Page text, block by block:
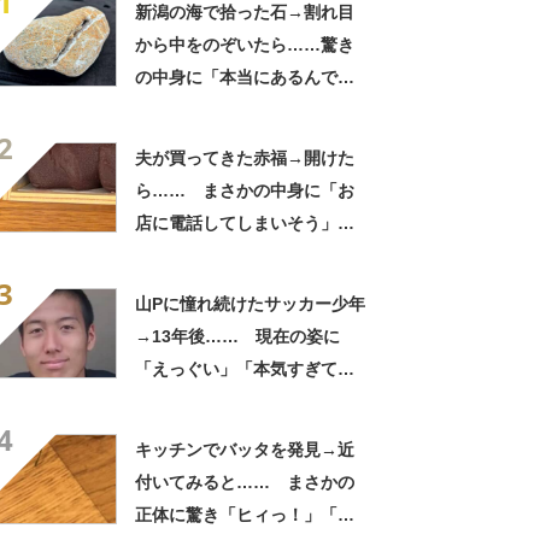
新潟の海で拾った石→割れ目
から中をのぞいたら……驚き
の中身に「本当にあるんです
夫が買ってきた赤福→開けた
ら…… まさかの中身に「お
店に電話してしまいそう」
山Pに憧れ続けたサッカー少年
→13年後…… 現在の姿に
「えっぐい」「本気すぎて尊
キッチンでバッタを発見→近
付いてみると…… まさかの
正体に驚き「ヒィっ！」「心